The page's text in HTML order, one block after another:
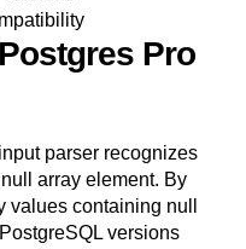
Pro
parser recognizes
array element. By
values containing null
PostgreSQL versions